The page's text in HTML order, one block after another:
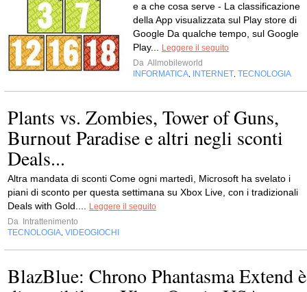
e a che cosa serve - La classificazione
della App visualizzata sul Play store di
Google Da qualche tempo, sul Google
Play...
Leggere il seguito
Da Allmobileworld
INFORMATICA
INTERNET TECNOLOGIA
Plants vs. Zombies, Tower of Guns,
Burnout Paradise e altri negli sconti
Deals...
Altra mandata di sconti Come ogni martedì, Microsoft ha svelato i
piani di sconto per questa settimana su Xbox Live, con i tradizionali
Deals with Gold....
Leggere il seguito
Da
Intrattenimento
TECNOLOGIA VIDEOGIOCHI
BlazBlue: Chrono Phantasma Extend è